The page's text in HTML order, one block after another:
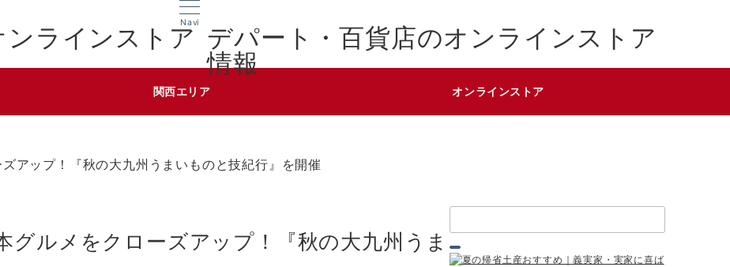
Navi
デパート・百貨店のオンラインストア
情報
関西エリア オンラインストア
アップ！『秋の大九州うまいものと技紀行』を開催
グルメをクローズアップ！『秋の大九州うま 索：